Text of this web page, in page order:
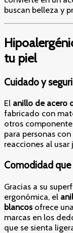
buscan belleza y
tu piel
Cuidado y
El anillo de acero
fabricado con
otros
para personas
reacciones al
Comodidad que
Gracias a su
ergonómica, el
blancosofrece
marcas en los
que se sienta